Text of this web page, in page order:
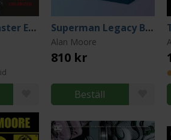
From Hell: Master Edition Superman Legacy Box Set
Alan Moore
810 kr
Beställ